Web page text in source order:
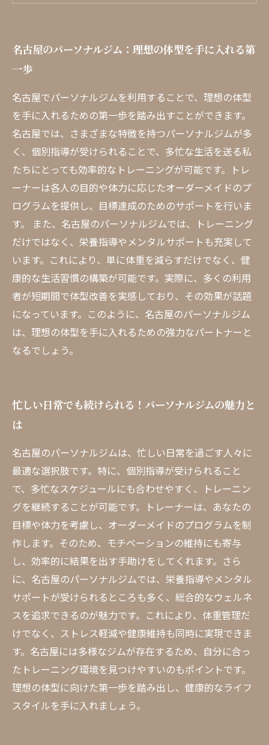
名古屋の特色あるパーソナルジムを徹底比較！
の総合的なサービス
実際の成功事例から学ぶ、名古屋のパーソナル
ジム活用法
名古屋のパーソナルジム：理想の体型を手に入れる第
一歩
名古屋でパーソナルジムを利用することで、理想の体型
を手に入れるための第一歩を踏み出すことができます。
名古屋では、さまざまな特徴を持つパーソナルジムが多
く、個別指導が受けられることで、多忙な生活を送る私
たちにとっても効率的なトレーニングが可能です。トレ
ーナーは各人の目的や体力に応じたオーダーメイドのプ
ログラムを提供し、目標達成のためのサポートを行いま
す。 また、名古屋のパーソナルジムでは、トレーニング
だけではなく、栄養指導やメンタルサポートも充実して
います。これにより、単に体重を減らすだけでなく、健
康的な生活習慣の構築が可能です。実際に、多くの利用
者が短期間で体型改善を実感しており、その効果が話題
になっています。このように、名古屋のパーソナルジム
は、理想の体型を手に入れるための強力なパートナーと
なるでしょう。
忙しい日常でも続けられる！パーソナルジムの魅力と
は
名古屋のパーソナルジムは、忙しい日常を過ごす人々に
最適な選択肢です。特に、個別指導が受けられること
で、多忙なスケジュールにも合わせやすく、トレーニン
グを継続することが可能です。トレーナーは、あなたの
目標や体力を考慮し、オーダーメイドのプログラムを制
作します。そのため、モチベーションの維持にも寄与
し、効率的に結果を出す手助けをしてくれます。さら
に、名古屋のパーソナルジムでは、栄養指導やメンタル
サポートが受けられるところも多く、総合的なウェルネ
スを追求できるのが魅力です。これにより、体重管理だ
けでなく、ストレス軽減や健康維持も同時に実現できま
す。名古屋には多様なジムが存在するため、自分に合っ
たトレーニング環境を見つけやすいのもポイントです。
理想の体型に向けた第一歩を踏み出し、健康的なライフ
スタイルを手に入れましょう。